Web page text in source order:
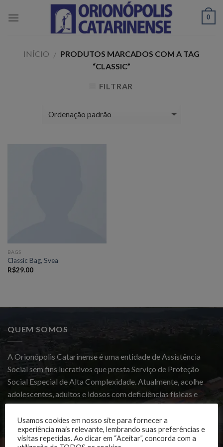
0
INÍCIO / PRODUTOS MARCADOS COM A TAG
“CLASSIC”
FILTRAR
BAGS
Classic Bag, Svea
R$29.00
QUEM SOMOS
A Orionópolis Catarinense é uma entidade de Assistência
Social sem fins lucrativos que presta Serviço de Proteção
Social Especial de Alta Complexidade. Atualmente, acolhe
adolescentes, adultos e idosos com deficiências físicas e
mentais, de todas as idades, que possuem vínculos familiares
fragilizados ou rompidos. Proporciona, além de cuidados de
saúde e reabilitação, o desenvolvimento biopsicossocial da
pessoa com deficiência.
Usamos cookies em nosso site para fornecer a
experiência mais relevante, lembrando suas preferências e
visitas repetidas. Ao clicar em “Aceitar”, concorda com a